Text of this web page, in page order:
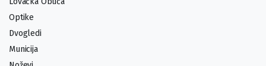
Optike
Dvogledi
Municija